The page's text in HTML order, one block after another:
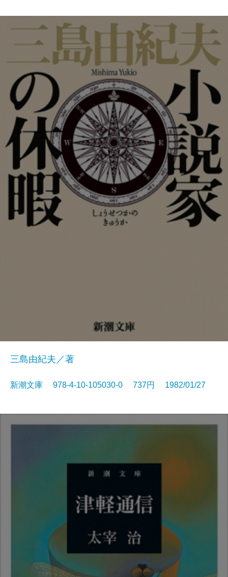
三島由紀夫／著
新潮文庫 978-4-10-105030-0 737円 1982/01/27